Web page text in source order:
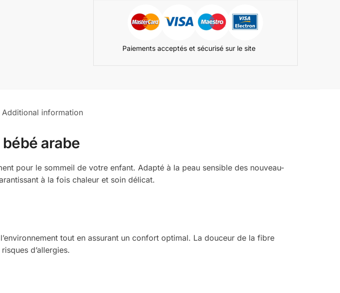
Paiements acceptés et sécurisé sur le site
Additional information
arabe
pour le sommeil de votre enfant. Adapté à la peau sensible des nouveau-
à la fois chaleur et soin délicat.
tout en assurant un confort optimal. La douceur de la fibre
d’allergies.